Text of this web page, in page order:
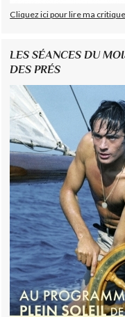
Cliquez ici pour lire ma
LES SÉANCES DU
DES PRÉS